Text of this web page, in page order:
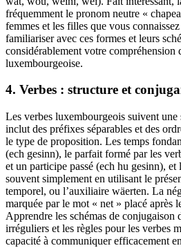
fréquemment le pronom neutre «
femmes et les filles que vous
familiariser avec ces formes et leurs
considérablement votre compréhension
luxembourgeoise.
4. Verbes : structure et
Les verbes luxembourgeois suivent
inclut des préfixes séparables et des
le type de proposition. Les temps
(ech gesinn), le parfait formé par les
et un participe passé (ech hu gesinn),
souvent simplement en utilisant le
temporel, ou l’auxiliaire wäerten. La
marquée par le mot « net » placé après
Apprendre les schémas de conjugaison
irréguliers et les règles pour les verbes
capacité à communiquer efficacement